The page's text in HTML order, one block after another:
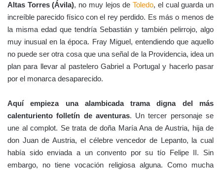
Altas Torres (Ávila), no muy lejos deToledo, el cual guarda un
increíble parecido físico con el rey perdido. Es más o menos de
la misma edad que tendría Sebastián y también pelirrojo, algo
muy inusual en la época. Fray Miguel, entendiendo que aquello
no puede ser otra cosa que una señal de la Providencia, idea un
plan para llevar al pastelero Gabriel a Portugal y hacerlo pasar
por el monarca desaparecido.
Aquí empieza una alambicada trama digna del más
calenturiento folletín de aventuras. Un tercer personaje se
une al complot. Se trata de doña María Ana de Austria, hija de
don Juan de Austria, el célebre vencedor de Lepanto, la cual
había sido enviada a un convento por su tío Felipe II. Sin
embargo, no tiene vocación religiosa alguna. Como mucha